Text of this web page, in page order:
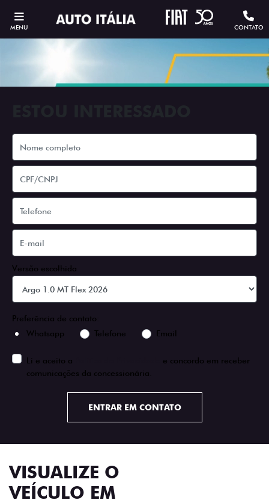
MENU CONTATO
Versão escolhida
Preferência de contato:
Whatsapp
Telefone Email
Li e aceito a
e concordo em receber
comunicações da concessionária.
ENTRAR EM CONTATO
VISUALIZE O
VEÍCULO EM